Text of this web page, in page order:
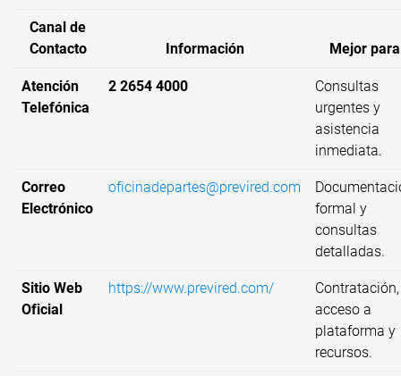
Canal de
Contacto
Información Mejor para
Atención
Telefónica
2 2654 4000
Consultas
urgentes y
asistencia
inmediata.
Correo
Electrónico
oficinadepartes@previred.com
formal y
consultas
detalladas.
Sitio Web
Oficial
https://www.previred.com/
Contratación,
acceso a
plataforma y
recursos.